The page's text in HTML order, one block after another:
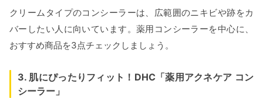
クリームタイプのコンシーラーは、広範囲のニキビや跡をカ
バーしたい人に向いています。薬用コンシーラーを中心に、
おすすめ商品を3点チェックしましょう。
3. 肌にぴったりフィット！DHC「薬用アクネケア コン
シーラー」